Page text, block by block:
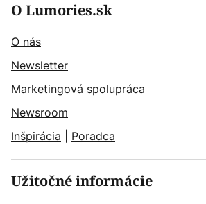
O Lumories.sk
O nás
Newsletter
Marketingová spolupráca
Newsroom
Inšpirácia
Poradca
Užitočné informácie